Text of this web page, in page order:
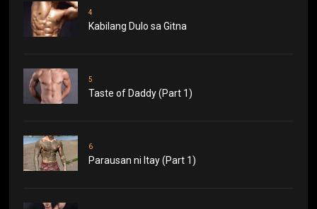
4
Kabilang Dulo sa Gitna
5
Taste of Daddy (Part 1)
6
Parausan ni Itay (Part 1)